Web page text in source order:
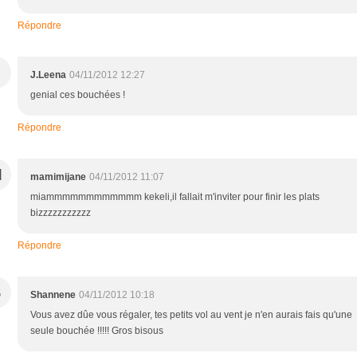
Répondre
J.Leena 04/11/2012 12:27
genial ces bouchées !
Répondre
mamimijane 04/11/2012 11:07
miammmmmmmmmmmm kekeli,il fallait m'inviter pour finir les plats
bizzzzzzzzzzz
Répondre
Shannene 04/11/2012 10:18
Vous avez dûe vous régaler, tes petits vol au vent je n'en aurais fais qu'une
seule bouchée !!!!! Gros bisous